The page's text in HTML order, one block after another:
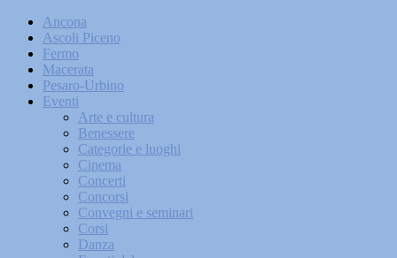
Ancona
Ascoli Piceno
Fermo
Macerata
Pesaro-Urbino
Eventi
Arte e cultura
Benessere
Categorie e luoghi
Cinema
Concerti
Concorsi
Convegni e seminari
Corsi
Danza